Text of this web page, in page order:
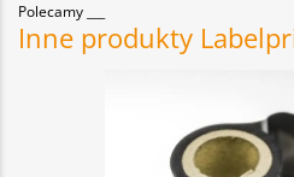
Polecamy
Inne produkty